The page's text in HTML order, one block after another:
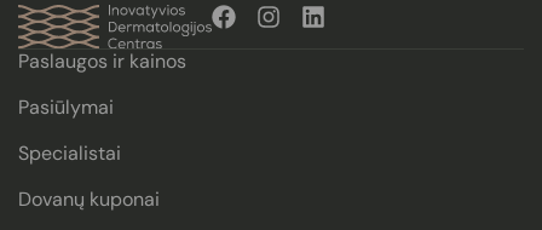
Paslaugos ir kainos
Pasiūlymai
Specialistai
Dovanų kuponai